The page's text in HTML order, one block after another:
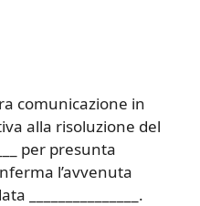
comunicazione in
alla risoluzione del
per presunta
l’avvenuta
_______________.